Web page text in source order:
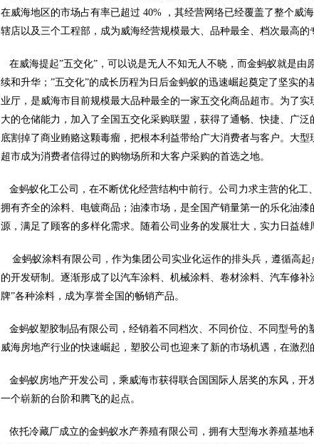
在威海地区的市场占有率已超过 40% ，其经营网络已经覆盖了整个威
辖店以及三个工程部，成为威海经营规模最大、品种最全、档次最高的
在威海提起”五交化”，可以说是无人不知无人不晓，而金蚂蚁就是由
续和升华；”五交化”的成长历程为日后金蚂蚁的迅速崛起奠定了坚实
业厅，是威海市目前规模最大品种最全的一家五交化商品超市。为了
大的仓储能力，加入了全国五交化采购联盟，获得了通畅、快捷、广
底割掉了商业贿赂这颗毒瘤，把根本利益带给广大消费者与客户。大
超市成为消费者信得过的购物场所和大客户采购的首选之地。
金蚂蚁化工公司，在不断优化经营结构中前行。公司力求主营的化工
拥有齐全的涂料、电镀商品；油漆市场，是全国产销量第一的乐化油
源，满足了顾客的多样化需求。随着公司业务的发展壮大，实力日益
金蚂蚁涂料有限公司，作为集团公司实业化运作的排头兵，遵循高
的开发研制。逐渐形成了以汽车涂料、机械涂料、卷材涂料、汽车修
牌”各种涂料，成为享誉全国的畅销产品。
金蚂蚁塑胶制品有限公司，经销着不同档次、不同价位、不同型号
威海房地产行业的快速崛起，塑胶公司也迎来了新的市场机遇，在激烈
金蚂蚁房地产开发公司，乘威海市获得联合国国际人居奖的东风，
一个崭新的台阶和腾飞的起点。
依托冷藏厂成立的金蚂蚁水产养殖有限公司，拥有大型海水养殖基